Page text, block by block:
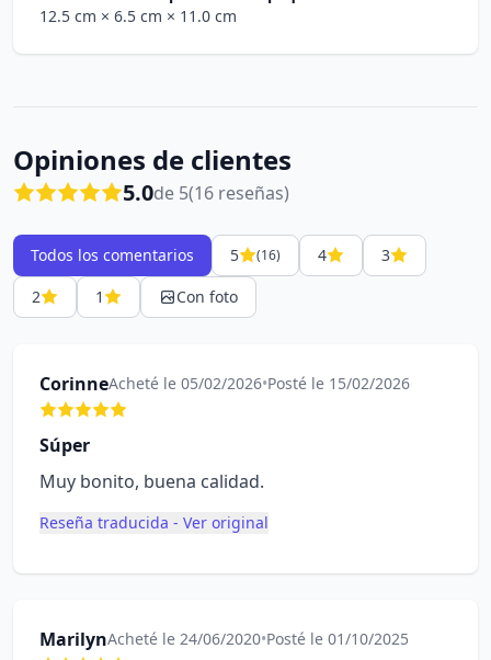
12.5 cm × 6.5 cm × 11.0 cm
Opiniones de clientes
5.0de 5(16 reseñas)
Todos los comentarios 5 (16) 4
3
2
1 Con foto
CorinneAcheté le 05/02/2026•Posté le 15/02/2026
Súper
Muy bonito, buena calidad.
Reseña traducida - Ver original
MarilynAcheté le 24/06/2020•Posté le 01/10/2025